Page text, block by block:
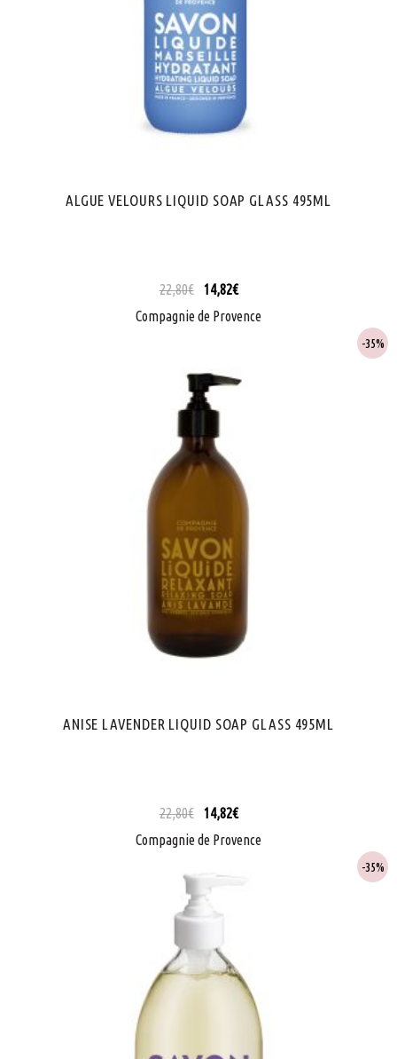
ALGUE VELOURS LIQUID SOAP GLASS 495ML
22,80€ 14,82€
Compagnie de Provence
35%
ANISE LAVENDER LIQUID SOAP GLASS 495ML
22,80€ 14,82€
Compagnie de Provence
35%